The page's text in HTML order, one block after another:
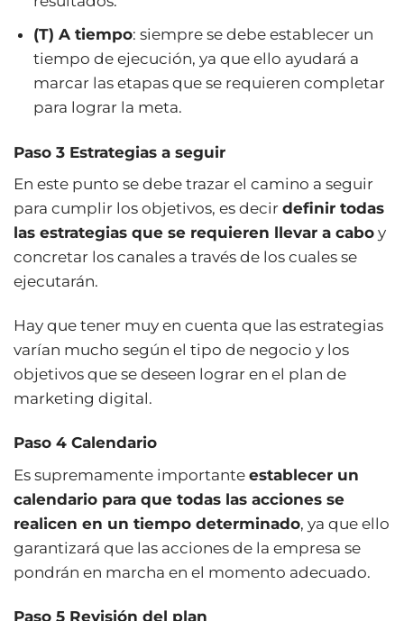
(T) A tiempo: siempre se debe establecer un
tiempo de ejecución, ya que ello ayudará a
marcar las etapas que se requieren completar
para lograr la meta.
Paso 3 Estrategias a seguir
En este punto se debe trazar el camino a seguir
para cumplir los objetivos, es decir definir todas
las estrategias que se requieren llevar a cabo y
concretar los canales a través de los cuales se
ejecutarán.
Hay que tener muy en cuenta que las estrategias
varían mucho según el tipo de negocio y los
objetivos que se deseen lograr en el plan de
marketing digital.
Paso 4 Calendario
Es supremamente importante establecer un
calendario para que todas las acciones se
realicen en un tiempo determinado, ya que ello
garantizará que las acciones de la empresa se
pondrán en marcha en el momento adecuado.
Paso 5 Revisión del plan